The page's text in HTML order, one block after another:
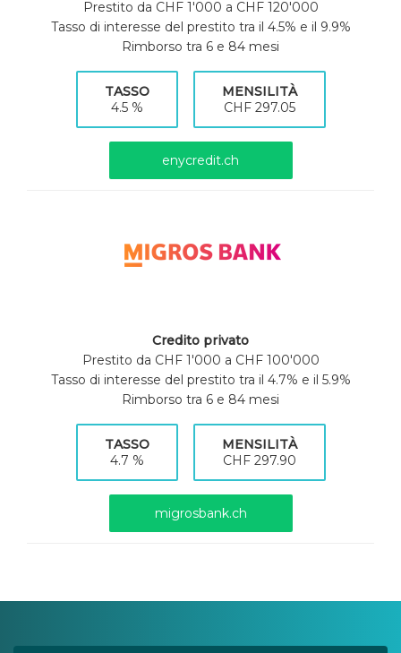
Prestito da CHF 1'000 a CHF 120'000
Tasso di interesse del prestito tra il 4.5% e il 9.9%
Rimborso tra 6 e 84 mesi
TASSO
4.5 %
MENSILITÀ
CHF 297.05
enycredit.ch
Credito privato
Prestito da CHF 1'000 a CHF 100'000
Tasso di interesse del prestito tra il 4.7% e il 5.9%
Rimborso tra 6 e 84 mesi
TASSO
4.7 %
MENSILITÀ
CHF 297.90
migrosbank.ch